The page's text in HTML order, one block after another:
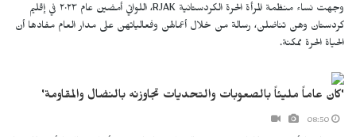
وجهت نساء منظمة المرأة الحرة الكردستانية RJAK، اللواتي أمضين عام ٢٠٢٣ في إقليم
كردستان وهن تناضلن، رسالة من خلال أعمالهن وفعالياتهن على مدار العام مفادها أن
الحياة الحرة ممكنة.
'كان عاماً مليئاً بالصعوبات والتحديات تجاوزنه بالنضال والمقاومة'